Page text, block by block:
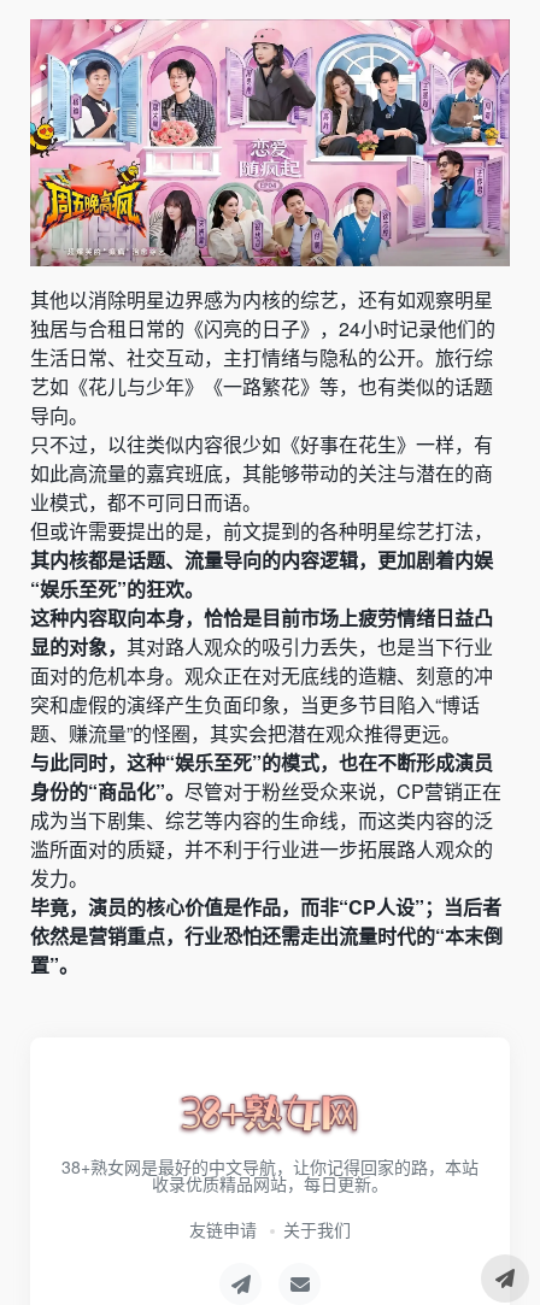
其他以消除明星边界感为内核的综艺，还有如观察明星
独居与合租日常的《闪亮的日子》，24小时记录他们的
生活日常、社交互动，主打情绪与隐私的公开。旅行综
艺如《花儿与少年》《一路繁花》等，也有类似的话题
导向。
只不过，以往类似内容很少如《好事在花生》一样，有
如此高流量的嘉宾班底，其能够带动的关注与潜在的商
业模式，都不可同日而语。
但或许需要提出的是，前文提到的各种明星综艺打法，
其内核都是话题、流量导向的内容逻辑，更加剧着内娱
“娱乐至死”的狂欢。
这种内容取向本身，恰恰是目前市场上疲劳情绪日益凸
显的对象， 其对路人观众的吸引力丢失，也是当下行业
面对的危机本身。观众正在对无底线的造糖、刻意的冲
突和虚假的演绎产生负面印象，当更多节目陷入“博话
题、赚流量”的怪圈，其实会把潜在观众推得更远。
与此同时，这种“娱乐至死”的模式，也在不断形成演员
身份的“商品化”。 尽管对于粉丝受众来说，CP营销正在
成为当下剧集、综艺等内容的生命线，而这类内容的泛
滥所面对的质疑，并不利于行业进一步拓展路人观众的
发力。
毕竟，演员的核心价值是作品，而非“CP人设”；当后者
依然是营销重点，行业恐怕还需走出流量时代的“本末倒
置”。
38+熟女网是最好的中文导航，让你记得回家的路，本站
收录优质精品网站，每日更新。
友链申请
关于我们